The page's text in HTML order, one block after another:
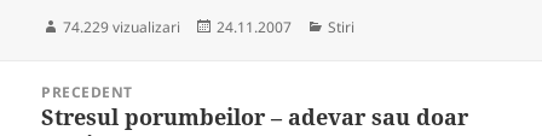
74.229 vizualizari
Publicat
24.11.2007 Categorii
Stiri
PRECEDENT
Articolul
Stresul porumbeilor – adevar sau doar